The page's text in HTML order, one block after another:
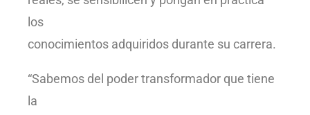
los
conocimientos adquiridos durante su carrera.
“Sabemos del poder transformador que tiene
la